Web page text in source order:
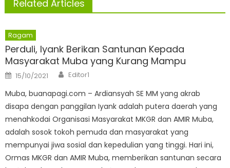
Related Articles
Ragam
Perduli, Iyank Berikan Santunan Kepada
Masyarakat Muba yang Kurang Mampu
Posted
on
15/10/2021 Author
Editor1
Muba, buanapagi.com – Ardiansyah SE MM yang akrab
disapa dengan panggilan Iyank adalah putera daerah yang
menahkodai Organisasi Masyarakat MKGR dan AMIR Muba,
adalah sosok tokoh pemuda dan masyarakat yang
mempunyai jiwa sosial dan kepedulian yang tinggi. Hari ini,
Ormas MKGR dan AMIR Muba, memberikan santunan secara